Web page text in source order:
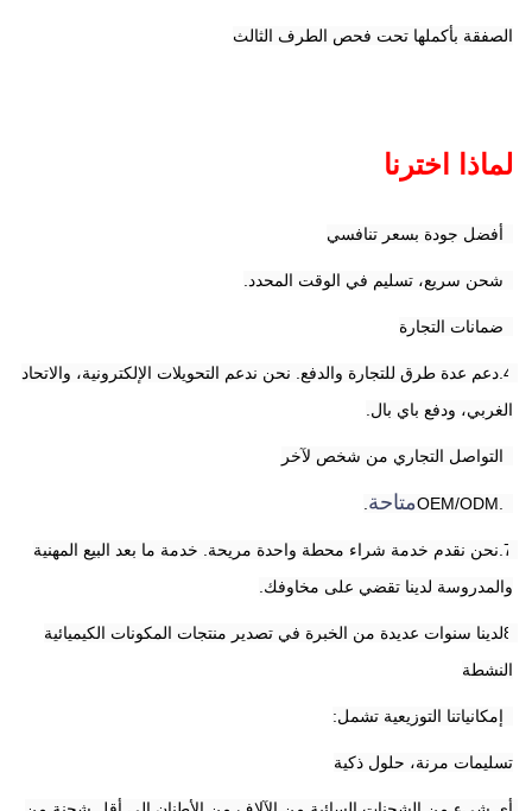
الصفقة بأكملها تحت فحص الطرف الثالث
لماذا اخترنا
4.دعم عدة طرق للتجارة والدفع. نحن ندعم التحويلات الإلكترونية، والاتحاد
الغربي، ودفع باي بال.
متاحة.
7.نحن نقدم خدمة شراء محطة واحدة مريحة. خدمة ما بعد البيع المهنية
والمدروسة لدينا تقضي على مخاوفك.
8لدينا سنوات عديدة من الخبرة في تصدير منتجات المكونات الكيميائية
النشطة
تسليمات مرنة، حلول ذكية